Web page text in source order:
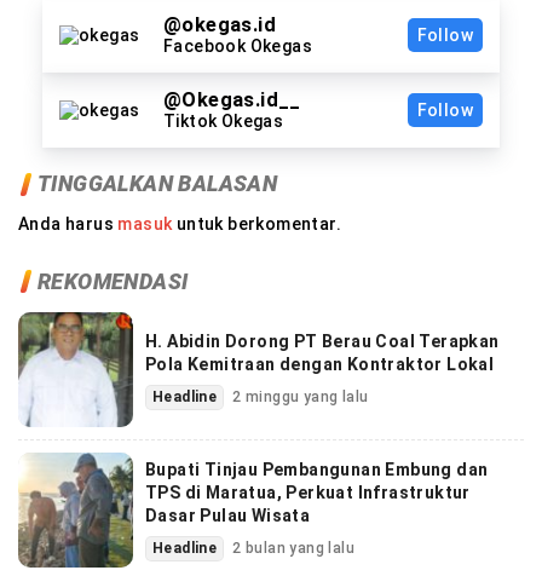
@okegas.id
Facebook Okegas
Follow
@Okegas.id__
Tiktok Okegas
Follow
TINGGALKAN BALASAN
Anda harus masuk untuk berkomentar.
REKOMENDASI
H. Abidin Dorong PT Berau Coal Terapkan
Pola Kemitraan dengan Kontraktor Lokal
Headline 2 minggu yang lalu
Bupati Tinjau Pembangunan Embung dan
TPS di Maratua, Perkuat Infrastruktur
Dasar Pulau Wisata
Headline 2 bulan yang lalu